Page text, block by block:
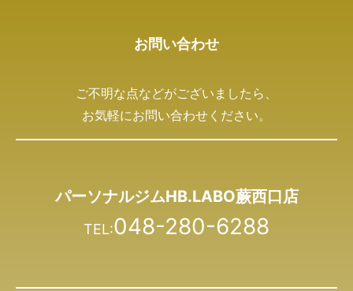
お問い合わせ
ご不明な点などがございましたら、
お気軽にお問い合わせください。
パーソナルジムHB.LABO蕨西口店
TEL:048-280-6288